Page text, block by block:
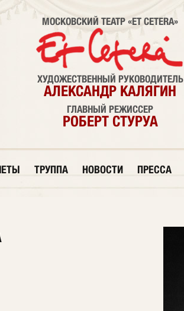
МОСКОВСКИЙ ТЕАТР «ET CETERA»
ХУДОЖЕСТВЕННЫЙ РУКОВОДИТЕЛЬ
АЛЕКСАНДР КАЛЯГИН
ГЛАВНЫЙ РЕЖИССЕР
РОБЕРТ СТУРУА
ТРУППА НОВОСТИ ПРЕССА